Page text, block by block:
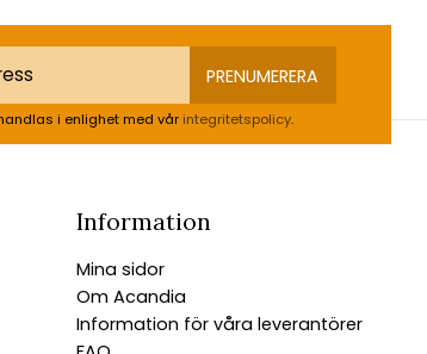
PRENUMERERA
i enlighet med vår integritetspolicy.
Information
Mina sidor
Om Acandia
Information för våra leverantörer